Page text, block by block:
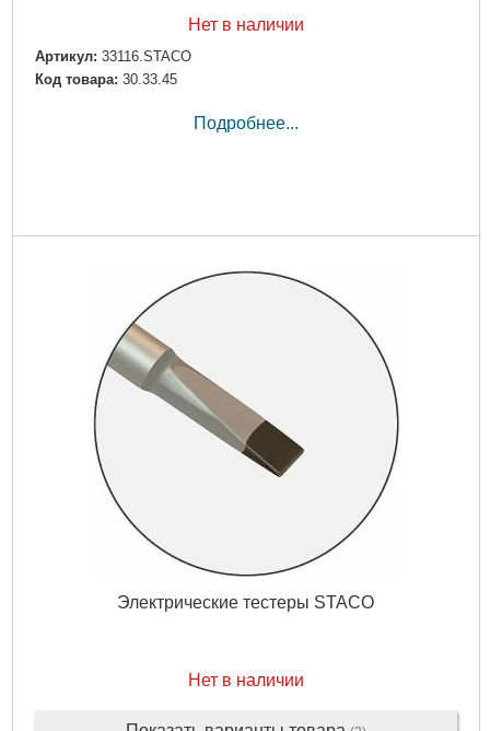
Нет в наличии
Артикул: 33116.STACO
Код товара: 30.33.45
Подробнее...
Электрические тестеры STACO
Нет в наличии